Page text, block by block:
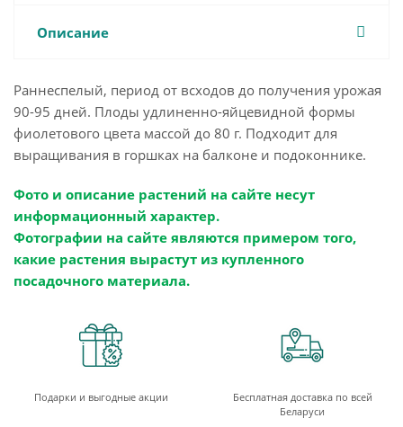
Описание
Раннеспелый, период от всходов до получения урожая
90-95 дней. Плоды удлиненно-яйцевидной формы
фиолетового цвета массой до 80 г. Подходит для
выращивания в горшках на балконе и подоконнике.
Фото и описание растений на сайте несут
информационный характер.
Фотографии на сайте являются примером того,
какие растения вырастут из купленного
посадочного материала.
Подарки и выгодные акции
Бесплатная доставка по всей
Беларуси